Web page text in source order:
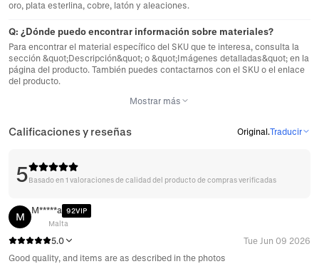
oro, plata esterlina, cobre, latón y aleaciones.
Q: ¿Dónde puedo encontrar información sobre materiales?
Para encontrar el material específico del SKU que te interesa, consulta la
sección &quot;Descripción&quot; o &quot;Imágenes detalladas&quot; en la
página del producto. También puedes contactarnos con el SKU o el enlace
del producto.
Mostrar más
Calificaciones y reseñas Original.Traducir
5Basado en 1 valoraciones de calidad del producto de compras verificadas
M
M*****a 92VIP
Malta
5.0
Tue Jun 09 2026
Good quality, and items are as described in the photos